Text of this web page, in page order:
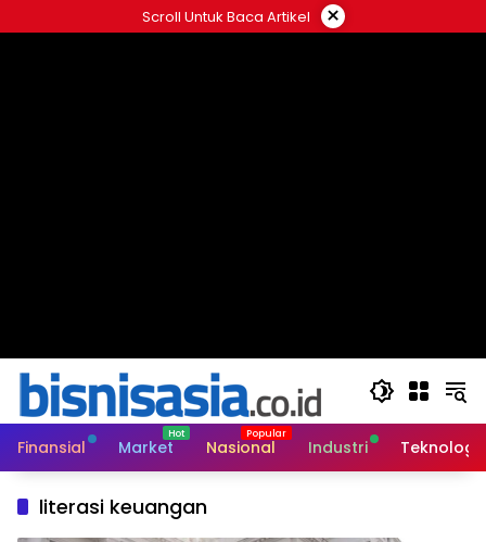
ke
Scroll Untuk Baca Artikel ×
Finansial Market Nasional Industri Teknologi
literasi keuangan